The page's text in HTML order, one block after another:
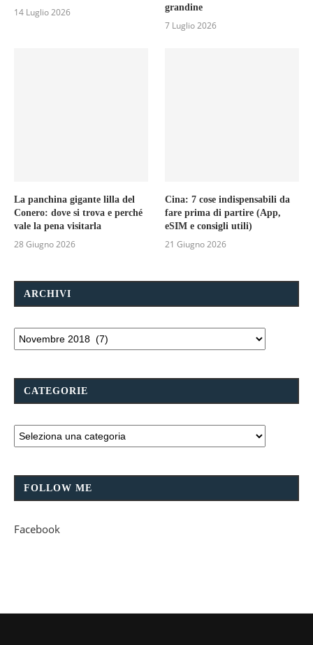
14 Luglio 2026
grandine
7 Luglio 2026
La panchina gigante lilla del
Conero: dove si trova e perché
vale la pena visitarla
28 Giugno 2026
Cina: 7 cose indispensabili da
fare prima di partire (App,
eSIM e consigli utili)
21 Giugno 2026
ARCHIVI
CATEGORIE
FOLLOW ME
Facebook